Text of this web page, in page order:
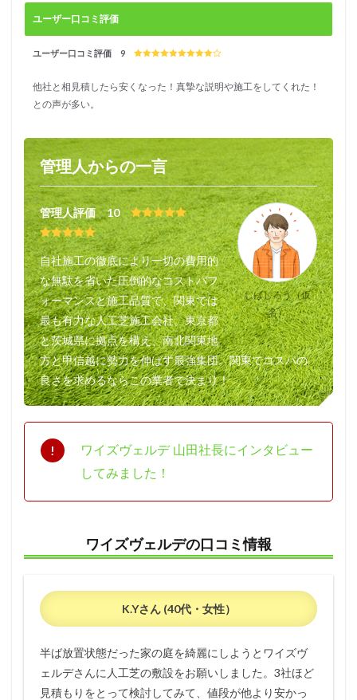
庭園
7.1
たか
庭園
合評
7.2
たか
はし
庭園
の口
コミ
情報
8
芝人
（し
ばん
ち
ゅ）
8.1
芝人
（し
ばん
ち
ゅ）
の総
合評
8.2
の口
9
サン
ガー
デン
ユーザー口コミ評価
ユーザー口コミ評価 9
他社と相見積したら安くなった！真摯な説明や施工をしてくれた！
との声が多い。
管理人からの一言
しばじろう（仮
名）
管理人評価 10
自社施工の徹底により一切の費用的
な無駄を省いた圧倒的なコストパフ
ォーマンスと施工品質で、関東では
最も有力な人工芝施工会社。東京都
と茨城県に拠点を構え、南北関東地
方と甲信越に勢力を伸ばす最強集団。関東でコスパの
良さを求めるならこの業者で決まり！
ワイズヴェルデ 山田社長にインタビュー
してみました！
ワイズヴェルデの口コミ情報
K.Yさん (40代・女性）
半ば放置状態だった家の庭を綺麗にしようとワイズヴ
ェルデさんに人工芝の敷設をお願いしました。3社ほど
見積もりをとって検討してみて、値段が他より安かっ